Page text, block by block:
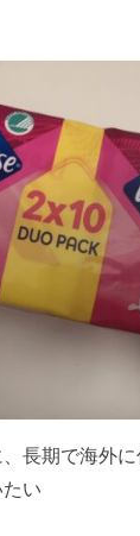
長期で海外
い